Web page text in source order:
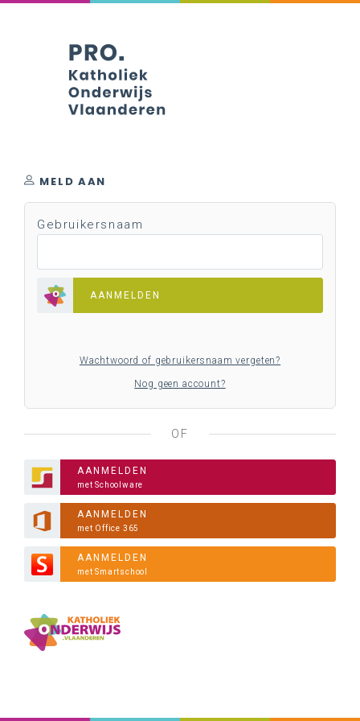
MELD AAN
Gebruikersnaam
AANMELDEN
Wachtwoord of gebruikersnaam vergeten?
Nog geen account?
OF
AANMELDEN
met Schoolware
AANMELDEN
met Office 365
AANMELDEN
met Smartschool